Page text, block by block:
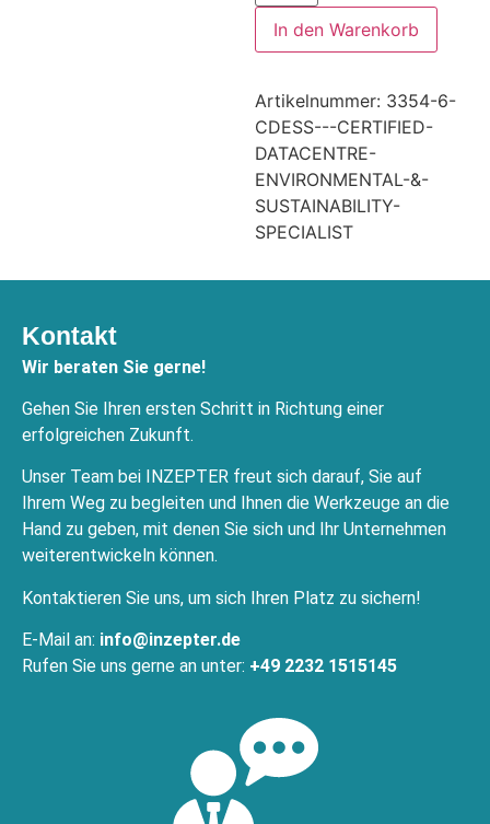
In den Warenkorb
Artikelnummer: 3354-6-
CDESS---CERTIFIED-
DATACENTRE-
ENVIRONMENTAL-&-
SUSTAINABILITY-
SPECIALIST
Kontakt
Wir beraten Sie gerne!
Gehen Sie Ihren ersten Schritt in Richtung einer
erfolgreichen Zukunft.
Unser Team bei INZEPTER freut sich darauf, Sie auf
Ihrem Weg zu begleiten und Ihnen die Werkzeuge an die
Hand zu geben, mit denen Sie sich und Ihr Unternehmen
weiterentwickeln können.
Kontaktieren Sie uns, um sich Ihren Platz zu sichern!
E-Mail an: info@inzepter.de
Rufen Sie uns gerne an unter: +49 2232 1515145